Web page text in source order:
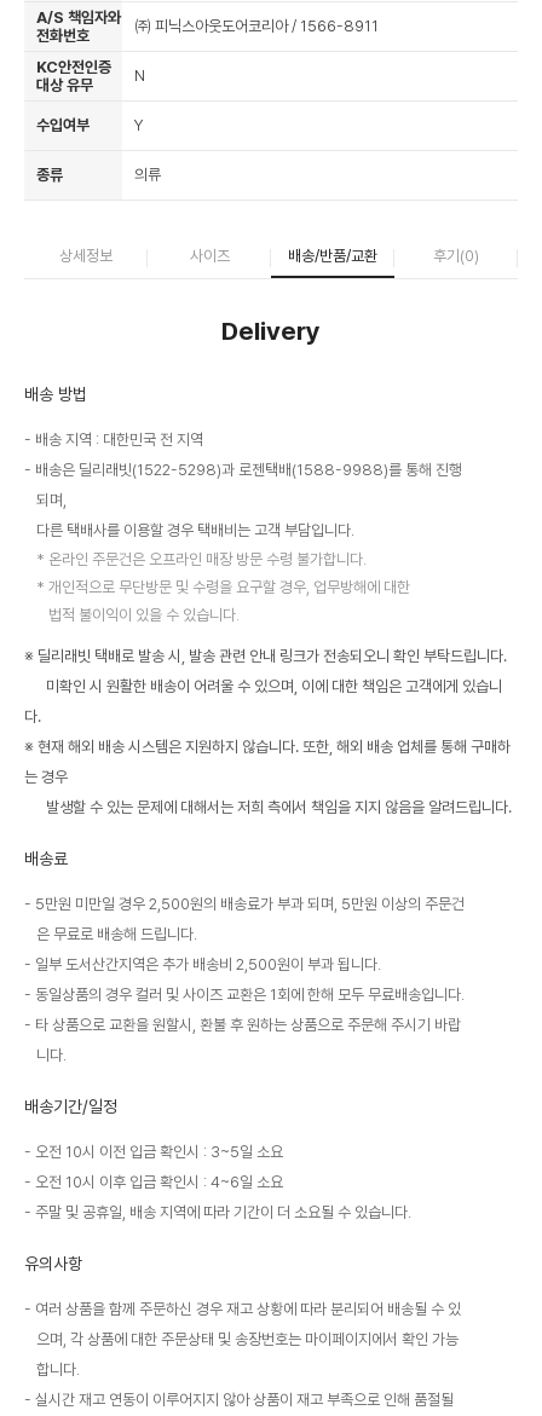
A/S 책임자와
전화번호
㈜ 피닉스아웃도어코리아 / 1566-8911
KC안전인증
대상 유무
N
수입여부 Y
종류 의류
상세정보 사이즈 배송/반품/교환 후기(0)
Delivery
배송 방법
배송 지역 : 대한민국 전 지역
배송은 딜리래빗(1522-5298)과 로젠택배(1588-9988)를 통해 진행
되며,
다른 택배사를 이용할 경우 택배비는 고객 부담입니다.
온라인 주문건은 오프라인 매장 방문 수령 불가합니다.
개인적으로 무단방문 및 수령을 요구할 경우, 업무방해에 대한
법적 불이익이 있을 수 있습니다.
※ 딜리래빗 택배로 발송 시, 발송 관련 안내 링크가 전송되오니 확인 부탁드립니다.
미확인 시 원활한 배송이 어려울 수 있으며, 이에 대한 책임은 고객에게 있습니
다.
※ 현재 해외 배송 시스템은 지원하지 않습니다. 또한, 해외 배송 업체를 통해 구매하
는 경우
발생할 수 있는 문제에 대해서는 저희 측에서 책임을 지지 않음을 알려드립니다.
배송료
5만원 미만일 경우 2,500원의 배송료가 부과 되며, 5만원 이상의 주문건
은 무료로 배송해 드립니다.
일부 도서산간지역은 추가 배송비 2,500원이 부과 됩니다.
동일상품의 경우 컬러 및 사이즈 교환은 1회에 한해 모두 무료배송입니다.
타 상품으로 교환을 원할시, 환불 후 원하는 상품으로 주문해 주시기 바랍
니다.
배송기간/일정
오전 10시 이전 입금 확인시 : 3~5일 소요
오전 10시 이후 입금 확인시 : 4~6일 소요
주말 및 공휴일, 배송 지역에 따라 기간이 더 소요될 수 있습니다.
유의사항
여러 상품을 함께 주문하신 경우 재고 상황에 따라 분리되어 배송될 수 있
으며, 각 상품에 대한 주문상태 및 송장번호는 마이페이지에서 확인 가능
합니다.
실시간 재고 연동이 이루어지지 않아 상품이 재고 부족으로 인해 품절될